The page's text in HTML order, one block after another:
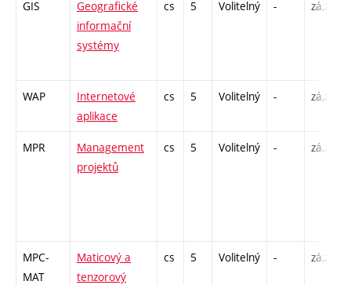
GIS
Geografické
informační
systémy
cs 5 Volitelný - zá,zk
WAP
Internetové
aplikace
cs 5 Volitelný - zá,zk
MPR
Management
projektů
cs 5 Volitelný - zá,zk
MPC-
MAT
Maticový a
tenzorový
cs 5 Volitelný - zá,zk